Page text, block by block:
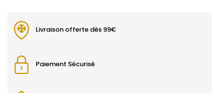
Livraison offerte dès 99€
Paiement Sécurisé